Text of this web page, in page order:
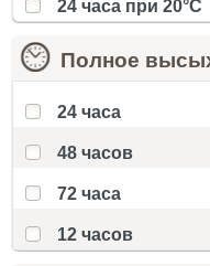
24 часа при 20°С
Полное
24 часа
48 часов
72 часа
12 часов